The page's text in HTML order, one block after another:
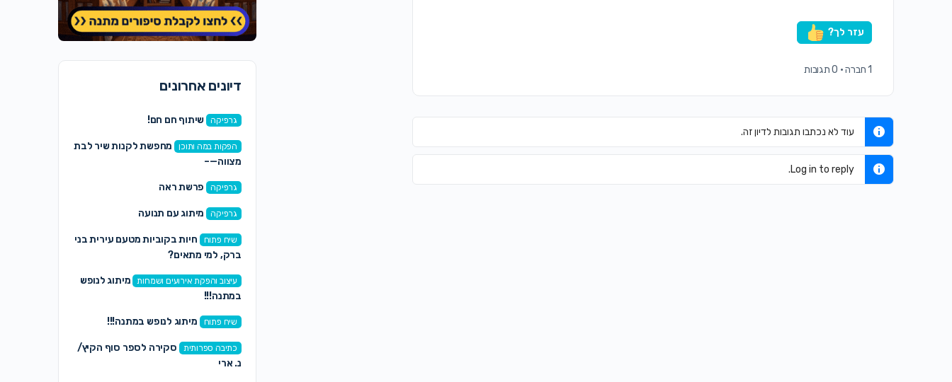
עזר לך?
1 חברה · 0 תגובות
עוד לא נכתבו תגובות לדיון זה.
Log in to reply.
דיונים אחרונים
גרפיקה שיתוף חם חם!
הפקות במה ותוכן
מחפשת לקנות שיר לבת
מצווה—–
גרפיקה פרשת ראה
גרפיקה מיתוג עם תנועה
שיח פתוח
חיות בקוביות מטעם עירית בני
ברק, למי מתאים?
עיצוב והפקת אירועים ושמחות
מיתוג לנופש
במתנה!!!
שיח פתוח מיתוג לנופש במתנה!!!
כתיבה ספרותית
סקירה לספר סוף הקיץ/
נ. ארי